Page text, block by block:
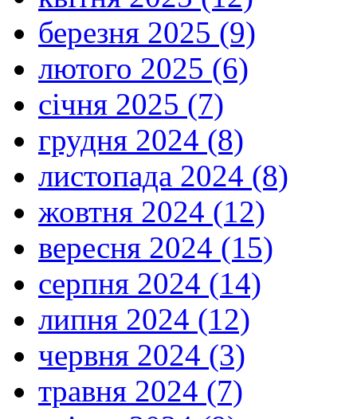
березня 2025 (9)
лютого 2025 (6)
січня 2025 (7)
грудня 2024 (8)
листопада 2024 (8)
жовтня 2024 (12)
вересня 2024 (15)
серпня 2024 (14)
липня 2024 (12)
червня 2024 (3)
травня 2024 (7)